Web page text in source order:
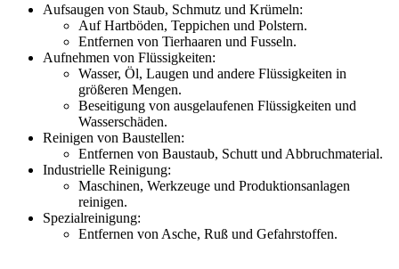
Aufsaugen von Staub, Schmutz und Krümeln:
Auf Hartböden, Teppichen und Polstern.
Entfernen von Tierhaaren und Fusseln.
Aufnehmen von Flüssigkeiten:
Wasser, Öl, Laugen und andere Flüssigkeiten in
größeren Mengen.
Beseitigung von ausgelaufenen Flüssigkeiten und
Wasserschäden.
Reinigen von Baustellen:
Entfernen von Baustaub, Schutt und Abbruchmaterial.
Industrielle Reinigung:
Maschinen, Werkzeuge und Produktionsanlagen
reinigen.
Spezialreinigung:
Entfernen von Asche, Ruß und Gefahrstoffen.